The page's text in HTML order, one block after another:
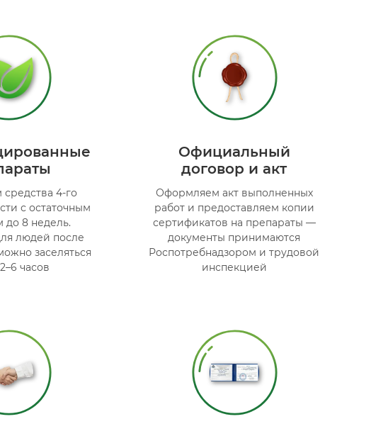
4-го
с остаточным
до 8 недель.
людей после
заселяться
часов
Официальный
договор и акт
Оформляем акт выполненных
работ и предоставляем копии
сертификатов на препараты —
документы принимаются
Роспотребнадзором и трудовой
инспекцией